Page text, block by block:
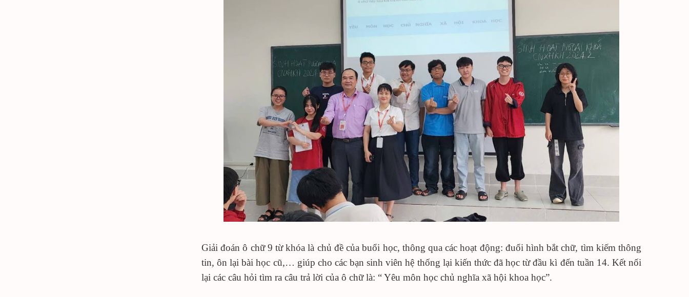
Giải đoán ô chữ 9 từ khóa là chủ đề của buổi học, thông qua các hoạt động: đuổi hình bắt chữ, tìm kiếm thông
tin, ôn lại bài học cũ,… giúp cho các bạn sinh viên hệ thống lại kiến thức đã học từ đầu kì đến tuần 14. Kết nối
lại các câu hỏi tìm ra câu trả lời của ô chữ là: “ Yêu môn học chủ nghĩa xã hội khoa học”.